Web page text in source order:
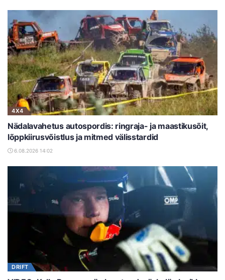
4X4
Nädalavahetus autospordis: ringraja- ja maastikusõit,
lõppkiirusvõistlus ja mitmed välisstardid
6.08.2026 14:02
DRIFT